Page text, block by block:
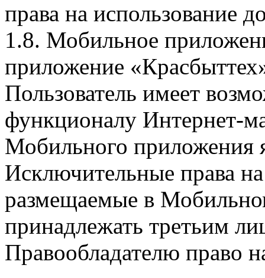
права на использование
1.8. Мобильное
приложение
Пользователь имеет
функционалу Интернет-
Мобильного приложения
Исключительные права
размещаемые в
принадлежать третьим
Правообладателю право